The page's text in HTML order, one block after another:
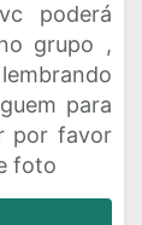
poderá
grupo ,
para
por favor
foto